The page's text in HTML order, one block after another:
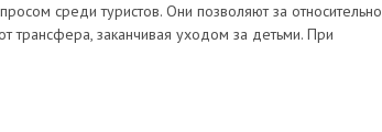
среди туристов. Они позволяют за относительно
трансфера, заканчивая уходом за детьми. При